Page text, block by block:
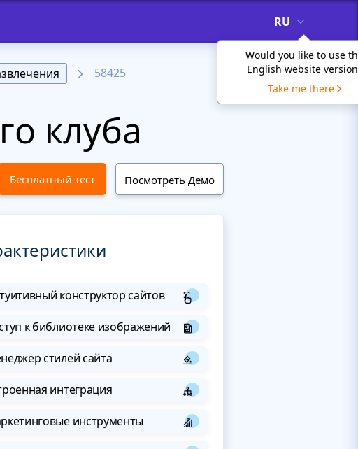
RU
Would you like to use
English website
Take me there
58425
клуба
Бесплатный тест Посмотреть Демо
конструктор сайтов
к библиотеке изображений
стилей сайта
интеграция
инструменты